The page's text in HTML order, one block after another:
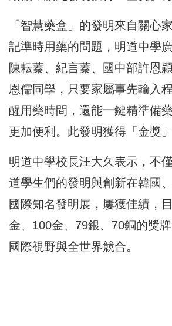
「智慧藥盒」的發明來自關心
記準時用藥的問題， 明道中學
陳耘蓁、紀言蓁、國中部許恩穎
恩儒同學，只要家屬事先輸入程
醒用藥時間，還能一鍵精準備
更加便利。 此發明獲得「金獎」
明道中學校長汪大久表示，不
道學生們的發明與創新在韓國
國際知名發明展， 屢獲佳績，
金、100金、79銀、70銅的獎牌
國際視野與全世界競合。